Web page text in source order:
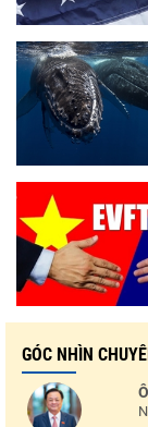
GÓC NHÌN